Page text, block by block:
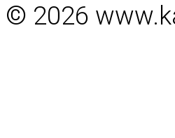
© 2026